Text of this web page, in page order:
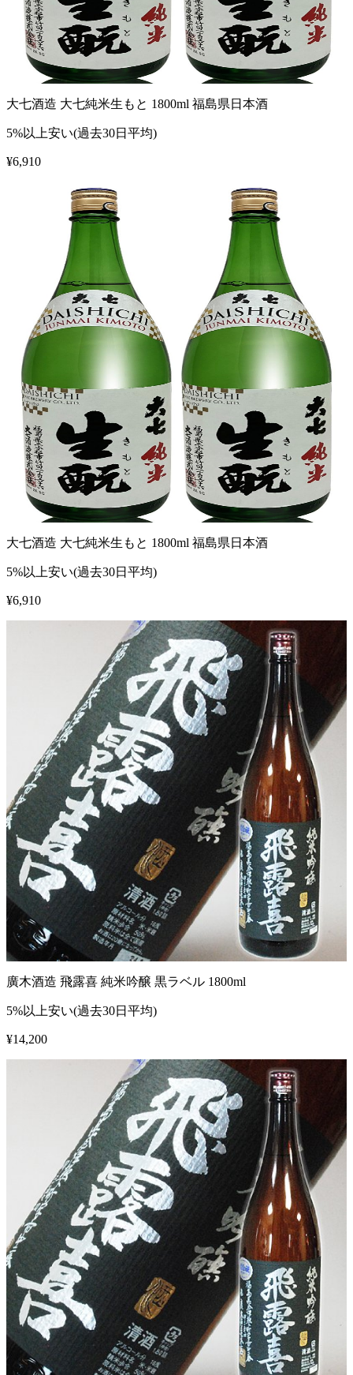
大七酒造 大七純米生もと 1800ml 福島県日本酒
5%以上安い(過去30日平均)
¥6,910
大七酒造 大七純米生もと 1800ml 福島県日本酒
5%以上安い(過去30日平均)
¥6,910
廣木酒造 飛露喜 純米吟醸 黒ラベル 1800ml
5%以上安い(過去30日平均)
¥14,200